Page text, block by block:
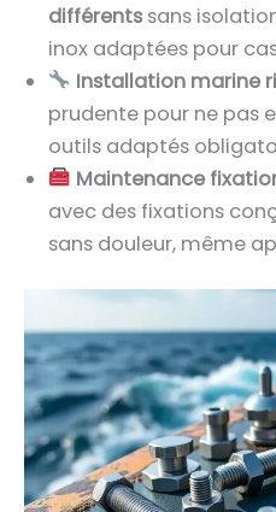
différents sans
inox adaptées pour
Installation marine
prudente pour ne pas
outils adaptés
Maintenance
avec des fixations
sans douleur, même